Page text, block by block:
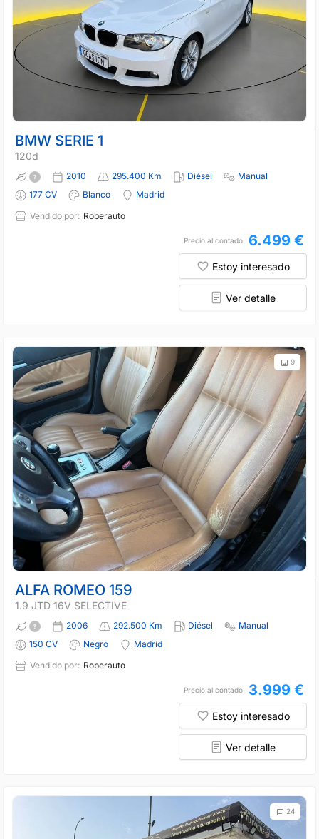
BMW SERIE 1
120d
2010 295.400 Km Diésel
Manual
177 CV
Blanco
Madrid
Vendido por: Roberauto
Precio al contado 6.499 €
Estoy interesado
Ver detalle
9
ALFA ROMEO 159
1.9 JTD 16V SELECTIVE
2006 292.500 Km Diésel
Manual
150 CV
Negro
Madrid
Vendido por: Roberauto
Precio al contado 3.999 €
Estoy interesado
Ver detalle
24